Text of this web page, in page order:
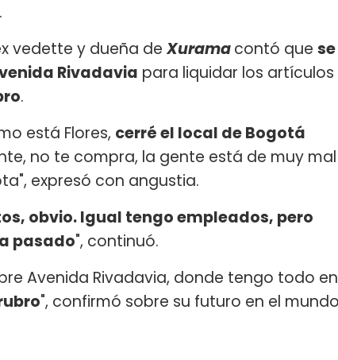
.
vedette y dueña deXuramacontó que se
Rivadavia para liquidar los artículos
.
está Flores, cerré el local de Bogotá
no te compra, la gente está de muy mal
expresó con angustia.
obvio. Igual tengo empleados, pero
pasado", continuó.
Avenida Rivadavia, donde tengo todo en
", confirmó sobre su futuro en el